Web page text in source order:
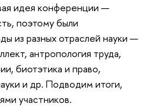
идея конференции —
поэтому были
из разных отраслей науки —
антропология труда,
биотэтика и право,
и др. Подводим итоги,
участников.